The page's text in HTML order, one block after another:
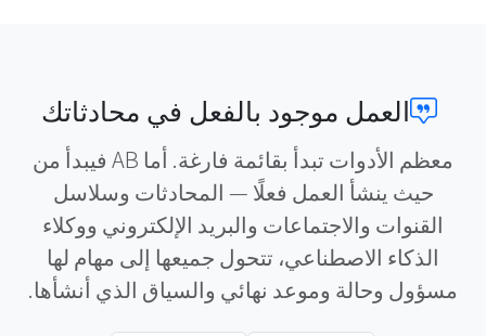
العمل موجود بالفعل في محادثاتك
معظم الأدوات تبدأ بقائمة فارغة. أما AB فيبدأ من
حيث ينشأ العمل فعلًا — المحادثات وسلاسل
القنوات والاجتماعات والبريد الإلكتروني ووكلاء
الذكاء الاصطناعي، تتحول جميعها إلى مهام لها
مسؤول وحالة وموعد نهائي والسياق الذي أنشأها.